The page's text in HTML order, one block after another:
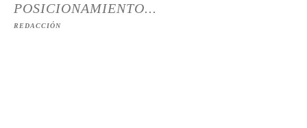
POSICIONAMIENTO...
REDACCIÓN